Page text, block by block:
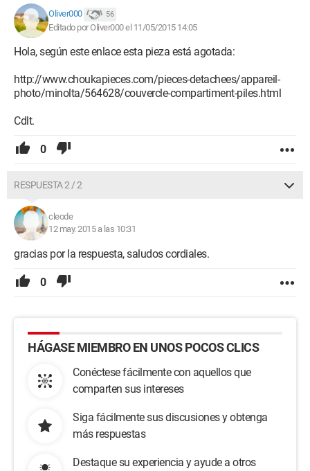
Oliver000 56
Editado por Oliver000 el 11/05/2015 14:05
Hola, según este enlace esta pieza está agotada:
http://www.choukapieces.com/pieces-detachees/appareil-
photo/minolta/564628/couvercle-compartiment-piles.html
Cdlt.
0
RESPUESTA 2 / 2
cleode
12 may. 2015 a las 10:31
gracias por la respuesta, saludos cordiales.
0
HÁGASE MIEMBRO EN UNOS POCOS CLICS
Conéctese fácilmente con aquellos que
comparten sus intereses
Siga fácilmente sus discusiones y obtenga
más respuestas
Destaque su experiencia y ayude a otros